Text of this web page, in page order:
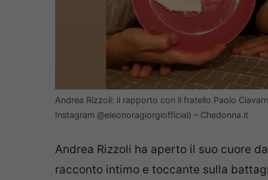
Andrea Rizzoli: il rapporto con il fratello Paolo
Instagram @eleonoragiorgiofficial) – Chedonna.it
Andrea Rizzoli ha aperto il suo cuore
racconto intimo e toccante sulla